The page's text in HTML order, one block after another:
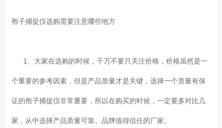
孢子捕捉仪选购需要注意哪些地方
1、大家在选购的时候，千万不要只关注价格，价格虽然是一
个重要的参考因素，但是产品质量才是关键，选择一个质量有保
证的孢子捕捉仪非常重要，所以在购买的时候，一定要多对比几
家，从中选择产品质量可靠、品牌值得信任的厂家。